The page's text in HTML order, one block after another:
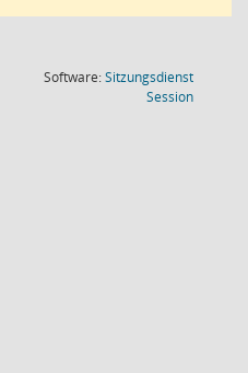
Software:Sitzungsdienst
Session(Wird in